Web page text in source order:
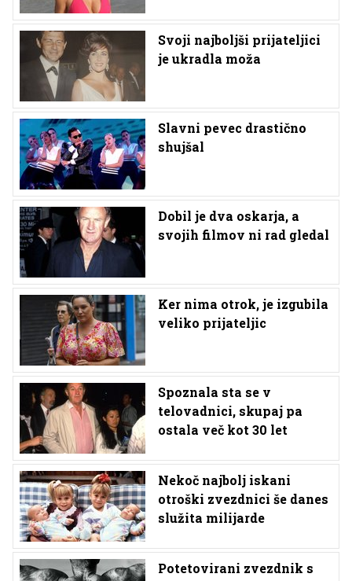
Svoji najboljši prijateljici
je ukradla moža
Slavni pevec drastično
shujšal
Dobil je dva oskarja, a
svojih filmov ni rad gledal
Ker nima otrok, je izgubila
veliko prijateljic
Spoznala sta se v
telovadnici, skupaj pa
ostala več kot 30 let
Nekoč najbolj iskani
otroški zvezdnici še danes
služita milijarde
Potetovirani zvezdnik s